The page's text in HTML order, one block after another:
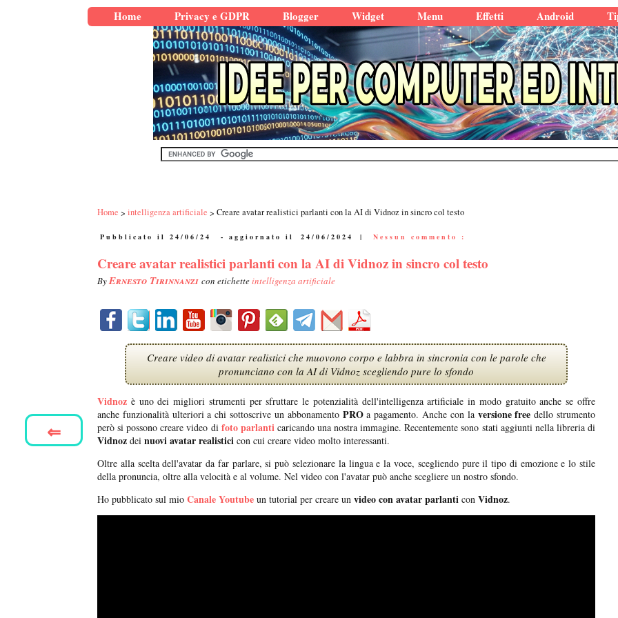
Home Privacy e GDPR Blogger Widget Menu Effetti Android
Home intelligenza artificiale Creare avatar realistici parlanti con la AI di Vidnoz in sincro col testo
Pubblicato il 24/06/24 - aggiornato il 24/06/2024 | Nessun commento :
Creare avatar realistici parlanti con la AI di Vidnoz in sincro col testo
ByErnesto Tirinnanzi con etichetteintelligenza artificiale
Creare video di avatar realistici che muovono corpo e labbra in sincronia con le parole che
pronunciano con la AI di Vidnoz scegliendo pure lo sfondo
Vidnoz è uno dei migliori strumenti per sfruttare le potenzialità dell'intelligenza artificiale in modo gratuito anche se offre
anche funzionalità ulteriori a chi sottoscrive un abbonamento PROa pagamento. Anche con laversione free dello strumento
però si possono creare video di foto parlanticaricando una nostra immagine. Recentemente sono stati aggiunti nella libreria di
Vidnoz dei nuovi avatar realistici con cui creare video molto interessanti.
Oltre alla scelta dell'avatar da far parlare, si può selezionare la lingua e la voce, scegliendo pure il tipo di emozione e lo stile
della pronuncia, oltre alla velocità e al volume. Nel video con l'avatar può anche scegliere un nostro sfondo.
Ho pubblicato sul mio Canale Youtube un tutorial per creare un video con avatar parlanti con Vidnoz.
⇐